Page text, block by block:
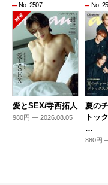
No. 2507
愛とSEX/寺西拓人
980円 — 2026.08.05
No.
夏の
トッ
…
880円